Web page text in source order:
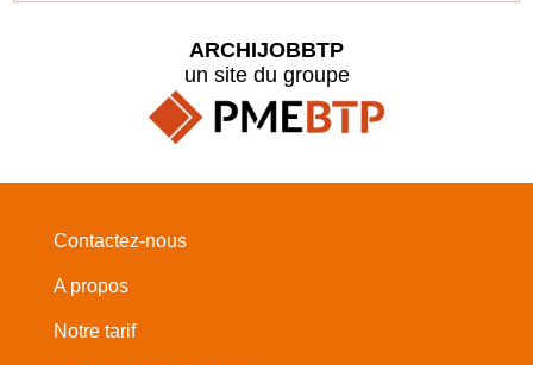
ARCHIJOBBTP
un site du groupe
Contactez-nous
A propos
Notre tarif